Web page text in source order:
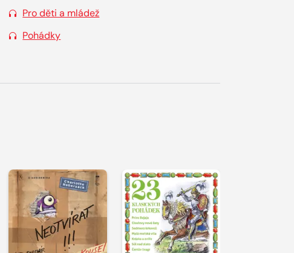
Pro děti a mládež
Pohádky
Přehrát
ukázku
Přehrát
ukázku